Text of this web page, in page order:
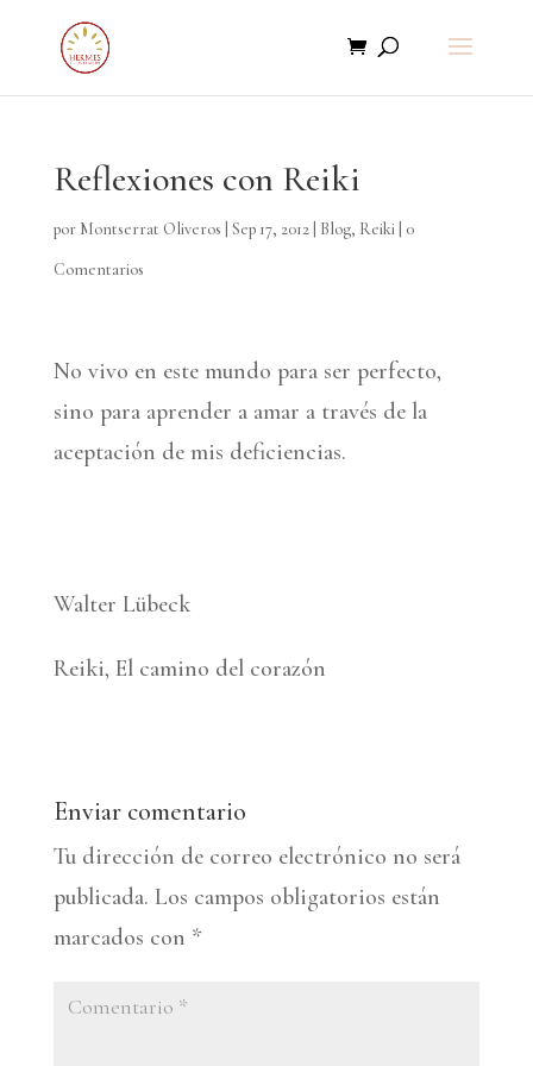
Reflexiones con Reiki
por Montserrat Oliveros Sep 17, 2012| Blog, Reiki| 0
Comentarios
No vivo en este mundo para ser perfecto,
sino para aprender a amar a través de la
aceptación de mis deficiencias.
Walter Lübeck
Reiki, El camino del corazón
Enviar comentario
Tu dirección de correo electrónico no será
publicada. Los campos obligatorios están
marcados con *